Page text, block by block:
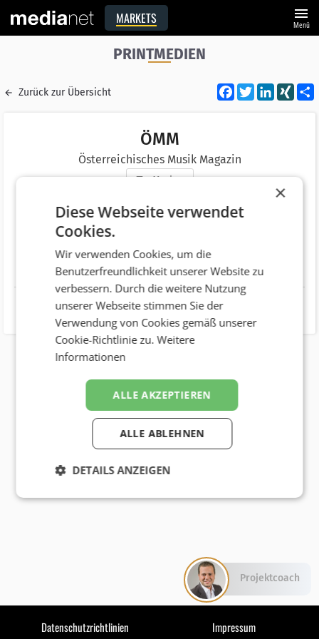
MARKETS menu
Menü
PRINTMEDIEN
Zurück zur Übersicht Facebook
Twitter XING
ÖMM
Österreichisches Musik Magazin
Merken
Website http://www.oemm.at/
Datenschutzrichtlinien Impressum
×
Diese Webseite verwendet
Cookies.
Wir verwenden Cookies, um die
Benutzerfreundlichkeit unserer Website zu
verbessern. Durch die weitere Nutzung
unserer Webseite stimmen Sie der
Verwendung von Cookies gemäß unserer
Cookie-Richtlinie zu.Weitere
Informationen
ALLE AKZEPTIEREN
ALLE ABLEHNEN
DETAILS ANZEIGEN
Projektcoach